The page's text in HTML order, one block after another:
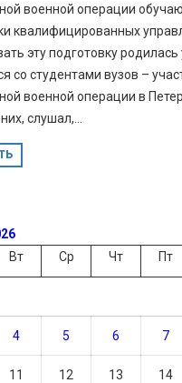
военной операции
квалифицированных
эту подготовку родилась
со студентами вузов –
военной операции в
слушал,...
Вт Ср Чт Пт
4 5 6 7
11 12 13 14